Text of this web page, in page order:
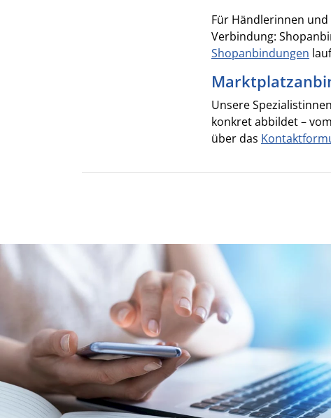
Für Händlerinnen
Verbindung:
Shopanbindungen
Unsere
konkret abbildet –
über das